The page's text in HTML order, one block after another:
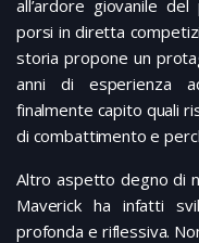
all’ardore giovanile
porsi in diretta
storia propone un
anni di esperienza
finalmente capito quali
di combattimento e
Altro aspetto degno di
Maverick ha infatti
profonda e riflessiva.